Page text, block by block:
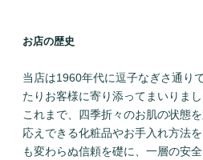
お店の歴史
当店は1960年代に逗子なぎさ通り
たりお客様に寄り添ってまいりまし
これまで、四季折々のお肌の状態
応えできる化粧品やお手入れ方法
も変わらぬ信頼を礎に、一層の安